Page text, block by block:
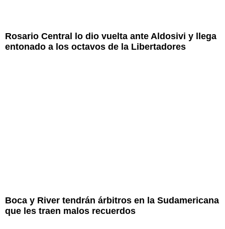
Rosario Central lo dio vuelta ante Aldosivi y llega
entonado a los octavos de la Libertadores
Boca y River tendrán árbitros en la Sudamericana
que les traen malos recuerdos